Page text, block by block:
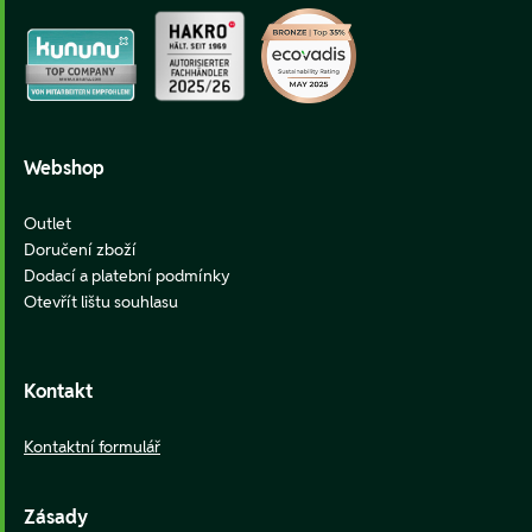
Webshop
Outlet
Doručení zboží
Dodací a platební podmínky
Otevřít lištu souhlasu
Kontakt
Kontaktní formulář
Zásady